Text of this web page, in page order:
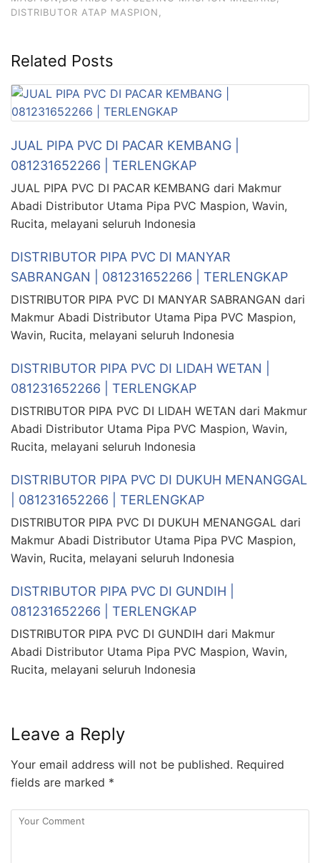
DISTRIBUTOR ATAP MASPION,
Related Posts
JUAL PIPA PVC DI PACAR KEMBANG |
081231652266 | TERLENGKAP
JUAL PIPA PVC DI PACAR KEMBANG dari Makmur
Abadi Distributor Utama Pipa PVC Maspion, Wavin,
Rucita, melayani seluruh Indonesia
DISTRIBUTOR PIPA PVC DI MANYAR
SABRANGAN | 081231652266 | TERLENGKAP
DISTRIBUTOR PIPA PVC DI MANYAR SABRANGAN dari
Makmur Abadi Distributor Utama Pipa PVC Maspion,
Wavin, Rucita, melayani seluruh Indonesia
DISTRIBUTOR PIPA PVC DI LIDAH WETAN |
081231652266 | TERLENGKAP
DISTRIBUTOR PIPA PVC DI LIDAH WETAN dari Makmur
Abadi Distributor Utama Pipa PVC Maspion, Wavin,
Rucita, melayani seluruh Indonesia
DISTRIBUTOR PIPA PVC DI DUKUH MENANGGAL
| 081231652266 | TERLENGKAP
DISTRIBUTOR PIPA PVC DI DUKUH MENANGGAL dari
Makmur Abadi Distributor Utama Pipa PVC Maspion,
Wavin, Rucita, melayani seluruh Indonesia
DISTRIBUTOR PIPA PVC DI GUNDIH |
081231652266 | TERLENGKAP
DISTRIBUTOR PIPA PVC DI GUNDIH dari Makmur
Abadi Distributor Utama Pipa PVC Maspion, Wavin,
Rucita, melayani seluruh Indonesia
Leave a Reply
Your email address will not be published. Required
fields are marked *